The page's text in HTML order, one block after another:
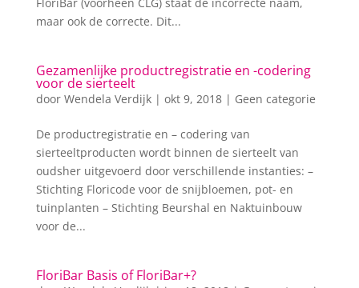
maar ook de correcte. Dit...
Gezamenlijke productregistratie en -codering
voor de sierteelt
door Wendela Verdijk| okt 9, 2018| Geen categorie
De productregistratie en – codering van
sierteeltproducten wordt binnen de sierteelt van
oudsher uitgevoerd door verschillende instanties: –
Stichting Floricode voor de snijbloemen, pot- en
tuinplanten – Stichting Beurshal en Naktuinbouw
voor de...
FloriBar Basis of FloriBar+?